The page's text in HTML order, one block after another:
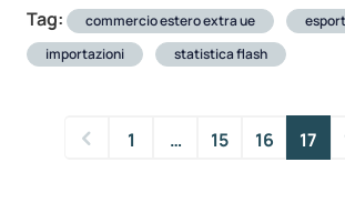
Tag:
commercio estero extra ue
importazioni
statistica flash
1 … 15 16 17